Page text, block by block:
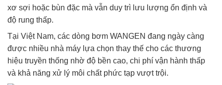
xơ sợi hoặc bùn đặc mà vẫn duy trì lưu lượng ổn định và
độ rung thấp.
Tại Việt Nam, các dòng bơm WANGEN đang ngày càng
được nhiều nhà máy lựa chọn thay thế cho các thương
hiệu truyền thống nhờ độ bền cao, chi phí vận hành thấp
và khả năng xử lý môi chất phức tạp vượt trội.